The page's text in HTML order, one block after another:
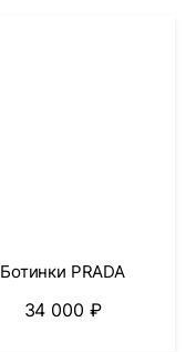
Ботинки PRADA
34 000 ₽